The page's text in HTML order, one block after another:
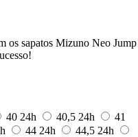
os sapatos Mizuno Neo Jump
40 24h 40,5 24h
41
44 24h 44,5 24h